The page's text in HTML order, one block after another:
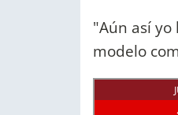
"Aún así
modelo